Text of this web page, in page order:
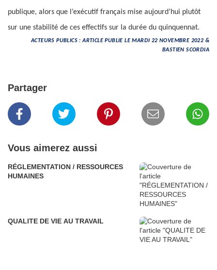
publique, alors que l’exécutif français mise aujourd’hui plutôt
sur une stabilité de ces effectifs sur la durée du quinquennat.
ACTEURS PUBLICS : ARTICLE PUBLIE LE MARDI 22 NOVEMBRE 2022 &
BASTIEN SCORDIA
Partager
Vous aimerez aussi
RÉGLEMENTATION / RESSOURCES
HUMAINES
QUALITE DE VIE AU TRAVAIL